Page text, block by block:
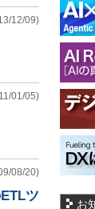
12/09)
01/05)
08/20)
ツ
お